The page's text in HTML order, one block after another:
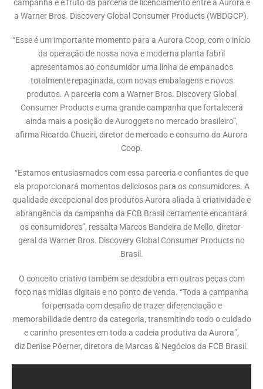
campanha e é fruto da parceria de licenciamento entre a Aurora e
a Warner Bros. Discovery Global Consumer Products (WBDGCP).
“Esse é um importante momento para a Aurora Coop, com o início
da operação de nossa nova e moderna planta fabril
apresentamos ao consumidor uma linha de empanados
totalmente repaginada, com novas embalagens e novos
produtos. A parceria com a Warner Bros. Discovery Global
Consumer Products e uma grande campanha que fortalecerá
ainda mais a posição de Auroggets no mercado brasileiro”,
afirma Ricardo Chueiri, diretor de mercado e consumo da Aurora
Coop.
“Estamos entusiasmados com essa parceria e confiantes de que
ela proporcionará momentos deliciosos para os consumidores. A
qualidade excepcional dos produtos Aurora aliada à criatividade e
abrangência da campanha da FCB Brasil certamente encantará
os consumidores”, ressalta Marcos Bandeira de Mello, diretor-
geral da Warner Bros. Discovery Global Consumer Products no
Brasil.
O conceito criativo também se desdobra em outras peças com
foco nas mídias digitais e no ponto de venda. “Toda a campanha
foi pensada com desafio de trazer diferenciação e
memorabilidade dentro da categoria, transmitindo todo o cuidado
e carinho presentes em toda a cadeia produtiva da Aurora”,
diz Denise Pöerner, diretora de Marcas & Negócios da FCB Brasil.